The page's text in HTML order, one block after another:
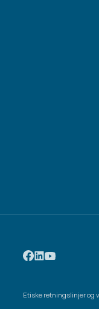
Etiske retningslinjer og